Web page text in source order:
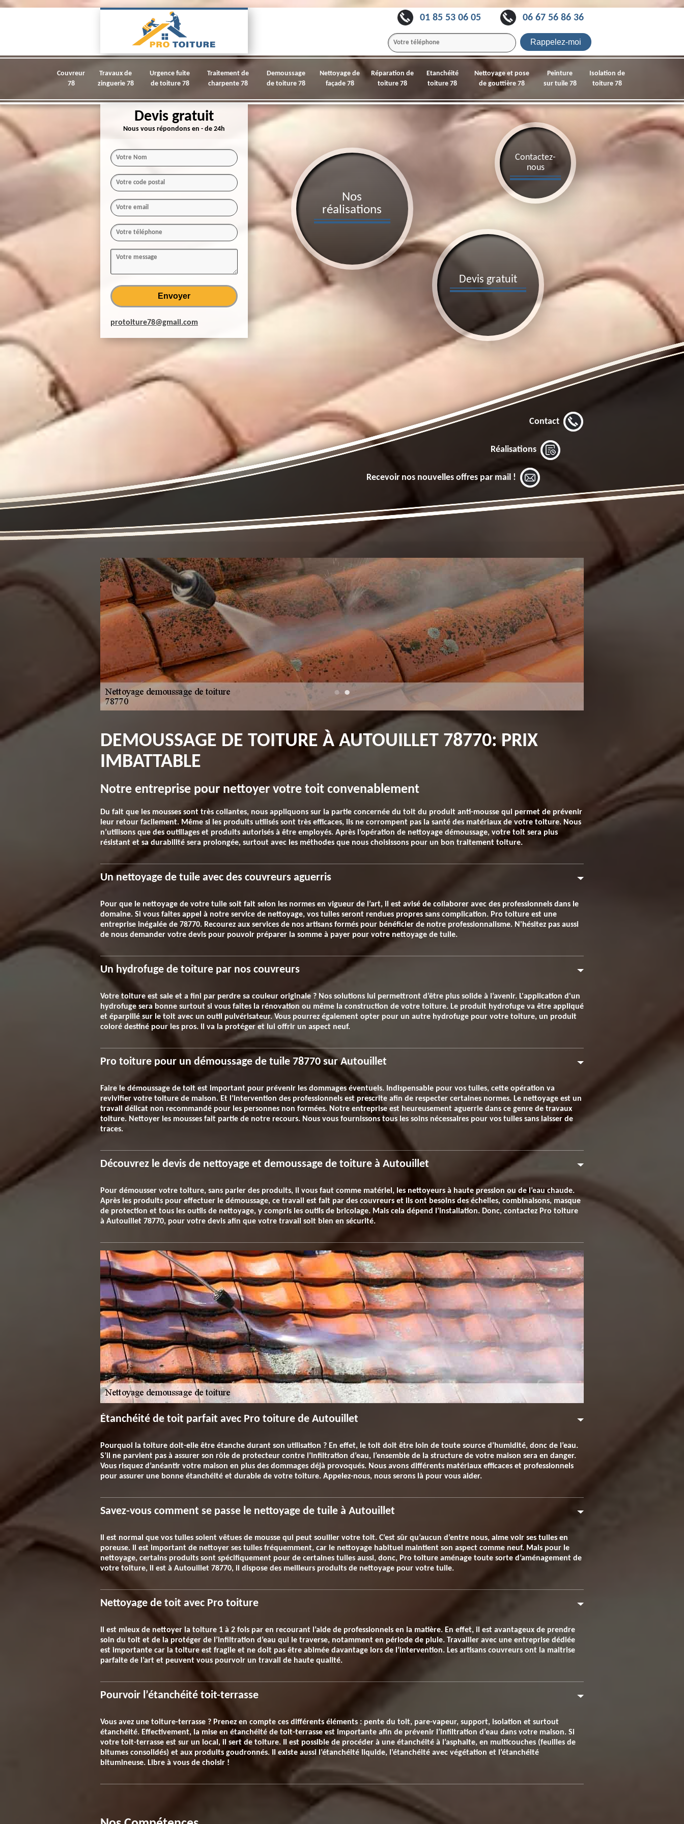
01 85 53 06 05 06 67 56 86 36
Couvreur
78
Travaux de
zinguerie 78
Urgence fuite
de toiture 78
Traitement de
charpente 78
Demoussage
de toiture 78
Nettoyage de
façade 78
Réparation de
toiture 78
Etanchéité
toiture 78
Nettoyage et pose
de gouttière 78
Peinture
sur tuile 78
Isolation de
toiture 78
Devis gratuit
Nous vous répondons en - de 24h
protoiture78@gmail.com
Devis gratuit
Contactez-
nous
Nos
réalisations
Contact
Réalisations
Recevoir nos nouvelles offres par mail !
DEMOUSSAGE DE TOITURE À AUTOUILLET 78770: PRIX
IMBATTABLE
Notre entreprise pour nettoyer votre toit convenablement
Du fait que les mousses sont très collantes, nous appliquons sur la partie concernée du toit du produit anti-mousse qui permet de prévenir
leur retour facilement. Même si les produits utilisés sont très efficaces, ils ne corrompent pas la santé des matériaux de votre toiture. Nous
n’utilisons que des outillages et produits autorisés à être employés. Après l’opération de nettoyage démoussage, votre toit sera plus
résistant et sa durabilité sera prolongée, surtout avec les méthodes que nous choisissons pour un bon traitement toiture.
Un nettoyage de tuile avec des couvreurs aguerris
Pour que le nettoyage de votre tuile soit fait selon les normes en vigueur de l’art, il est avisé de collaborer avec des professionnels dans le
domaine. Si vous faites appel à notre service de nettoyage, vos tuiles seront rendues propres sans complication. Pro toiture est une
entreprise inégalée de 78770. Recourez aux services de nos artisans formés pour bénéficier de notre professionnalisme. N'hésitez pas aussi
de nous demander votre devis pour pouvoir préparer la somme à payer pour votre nettoyage de tuile.
Un hydrofuge de toiture par nos couvreurs
Votre toiture est sale et a fini par perdre sa couleur originale ? Nos solutions lui permettront d’être plus solide à l’avenir. L'application d'un
hydrofuge sera bonne surtout si vous faites la rénovation ou même la construction de votre toiture. Le produit hydrofuge va être appliqué
et éparpillé sur le toit avec un outil pulvérisateur. Vous pourrez également opter pour un autre hydrofuge pour votre toiture, un produit
coloré destiné pour les pros. Il va la protéger et lui offrir un aspect neuf.
Pro toiture pour un démoussage de tuile 78770 sur Autouillet
Faire le démoussage de toit est important pour prévenir les dommages éventuels. Indispensable pour vos tuiles, cette opération va
revivifier votre toiture de maison. Et l’intervention des professionnels est prescrite afin de respecter certaines normes. Le nettoyage est un
travail délicat non recommandé pour les personnes non formées. Notre entreprise est heureusement aguerrie dans ce genre de travaux
toiture. Nettoyer les mousses fait partie de notre recours. Nous vous fournissons tous les soins nécessaires pour vos tuiles sans laisser de
traces.
Découvrez le devis de nettoyage et demoussage de toiture à Autouillet
Pour démousser votre toiture, sans parler des produits, il vous faut comme matériel, les nettoyeurs à haute pression ou de l’eau chaude.
Après les produits pour effectuer le démoussage, ce travail est fait par des couvreurs et ils ont besoins des échelles, combinaisons, masque
de protection et tous les outils de nettoyage, y compris les outils de bricolage. Mais cela dépend l’installation. Donc, contactez Pro toiture
à Autouillet 78770, pour votre devis afin que votre travail soit bien en sécurité.
Étanchéité de toit parfait avec Pro toiture de Autouillet
Pourquoi la toiture doit-elle être étanche durant son utilisation ? En effet, le toit doit être loin de toute source d’humidité, donc de l’eau.
S’il ne parvient pas à assurer son rôle de protecteur contre l’infiltration d’eau, l’ensemble de la structure de votre maison sera en danger.
Vous risquez d’anéantir votre maison en plus des dommages déjà provoqués. Nous avons différents matériaux efficaces et professionnels
pour assurer une bonne étanchéité et durable de votre toiture. Appelez-nous, nous serons là pour vous aider.
Savez-vous comment se passe le nettoyage de tuile à Autouillet
Il est normal que vos tuiles soient vêtues de mousse qui peut souiller votre toit. C’est sûr qu’aucun d’entre nous, aime voir ses tuiles en
poreuse. Il est important de nettoyer ses tuiles fréquemment, car le nettoyage habituel maintient son aspect comme neuf. Mais pour le
nettoyage, certains produits sont spécifiquement pour de certaines tuiles aussi, donc, Pro toiture aménage toute sorte d’aménagement de
votre toiture, il est à Autouillet 78770, il dispose des meilleurs produits de nettoyage pour votre tuile.
Nettoyage de toit avec Pro toiture
Il est mieux de nettoyer la toiture 1 à 2 fois par en recourant l’aide de professionnels en la matière. En effet, il est avantageux de prendre
soin du toit et de la protéger de l’infiltration d’eau qui le traverse, notamment en période de pluie. Travailler avec une entreprise dédiée
est importante car la toiture est fragile et ne doit pas être abimée davantage lors de l’intervention. Les artisans couvreurs ont la maitrise
parfaite de l’art et peuvent vous pourvoir un travail de haute qualité.
Pourvoir l’étanchéité toit-terrasse
Vous avez une toiture-terrasse ? Prenez en compte ces différents éléments : pente du toit, pare-vapeur, support, isolation et surtout
étanchéité. Effectivement, la mise en étanchéité de toit-terrasse est importante afin de prévenir l’infiltration d’eau dans votre maison. Si
votre toit-terrasse est sur un local, il sert de toiture. Il est possible de procéder à une étanchéité à l’asphalte, en multicouches (feuilles de
bitumes consolidés) et aux produits goudronnés. Il existe aussi l’étanchéité liquide, l’étanchéité avec végétation et l’étanchéité
bitumineuse. Libre à vous de choisir !